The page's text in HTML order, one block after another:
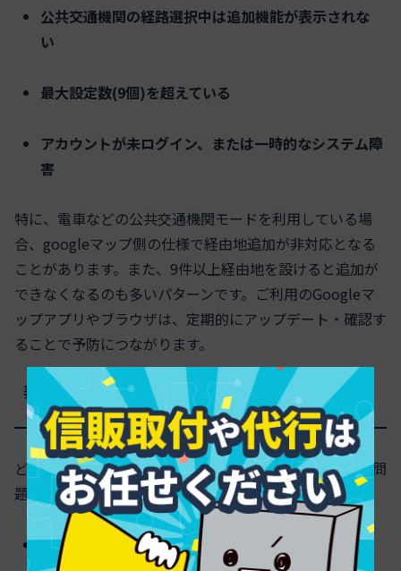
公共交通機関の経路選択中は追加機能が表示されな
い
最大設定数(9個)を超えている
アカウントが未ログイン、または一時的なシステム障
害
特に、 電車などの公共交通機関モードを利用している場
合、googleマップ側の仕様で経由地追加が非対応となる
ことがあります。また、9件以上経由地を設けると追加が
できなくなるのも多いパターンです。ご利用のGoogleマ
ップアプリやブラウザは、定期的にアップデート・確認す
ることで予防につながります。
表示されない問題が起きやすい具体的状況・OSバージ
ョン
どのデバイスでも、下記のような条件では経由地追加の問
題が発生しやすくなります。
iOS 15以前／Android 9以前を使用している